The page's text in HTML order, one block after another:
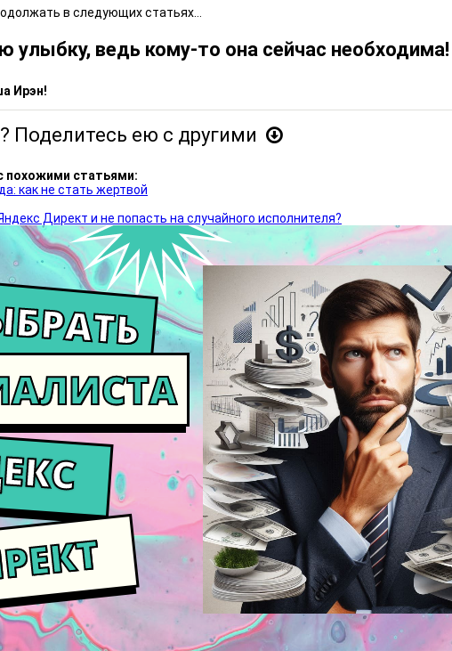
в следующих статьях…
улыбку, ведь кому-то она сейчас необходима!
Ирэн!
Поделитесь ею с другими
похожими статьями:
как не стать жертвой
Директ и не попасть на случайного исполнителя?